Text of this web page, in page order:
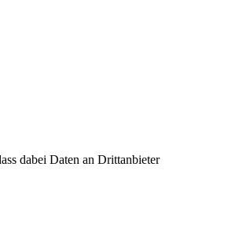
dabei Daten an Drittanbieter